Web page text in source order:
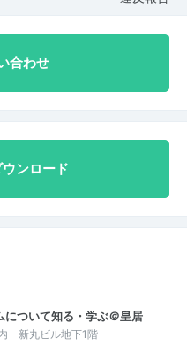
合わせ
ンロード
について知る・学ぶ＠皇居
新丸ビル地下1階